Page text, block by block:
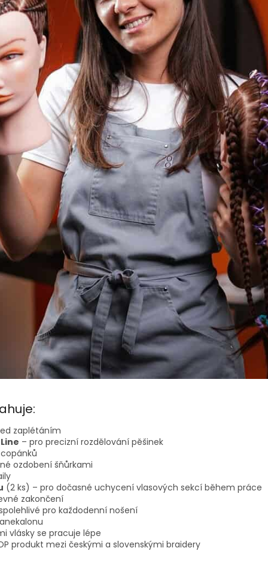
zaplétáním
– pro precizní rozdělování pěšinek
ozdobení šňůrkami
(2 ks) – pro dočasné uchycení vlasových sekcí během práce
zakončení
pro každodenní nošení
vlásky se pracuje lépe
produkt mezi českými a slovenskými braidery